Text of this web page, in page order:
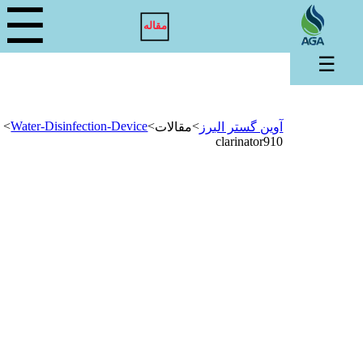
مقاله ☰
آوین گستر البرز >مقالات>
Water-Disinfection-Device
>
clarinator910
☰